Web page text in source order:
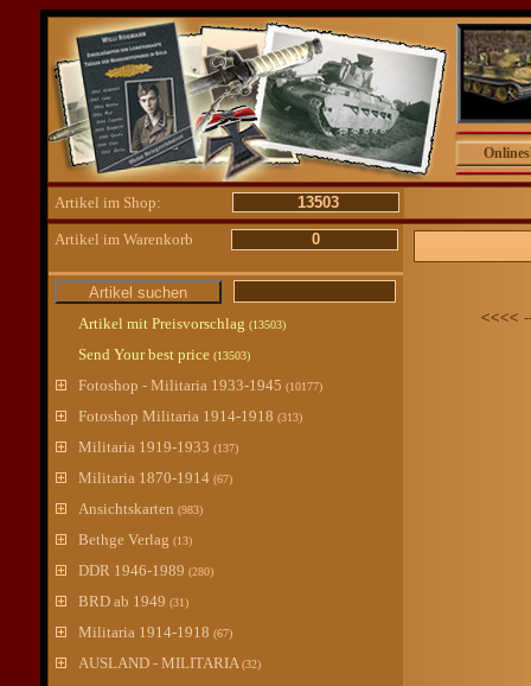
Artikel im Shop: 13503
Artikel im Warenkorb 0
Artikel mit Preisvorschlag (13503)
Send Your best price (13503)
Fotoshop - Militaria 1933-1945 (10177)
Fotoshop Militaria 1914-1918 (313)
Militaria 1919-1933 (137)
Militaria 1870-1914 (67)
Ansichtskarten (983)
Bethge Verlag (13)
DDR 1946-1989 (280)
BRD ab 1949 (31)
Militaria 1914-1918 (67)
AUSLAND - MILITARIA (32)
<<<<